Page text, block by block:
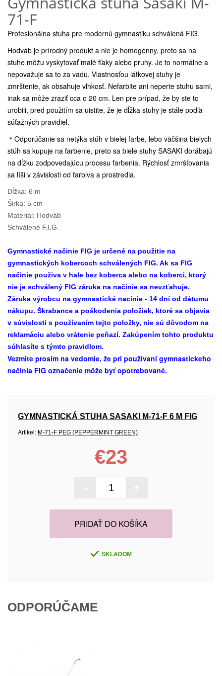
71-F
Profesionálna stuha pre modernú gymnastiku schválená FIG.
Hodváb je prírodný produkt a nie je homogénny, preto sa na
stuhe môžu vyskytovať malé fľaky alebo pruhy. Je to normálne a
nepovažuje sa to za vadu. Vlastnosťou látkovej stuhy je
zmrštenie, ak obsahuje vlhkosť. Nefarbite ani neperte stuhu sami,
inak sa môže zraziť cca o 20 cm. Len pre prípad, že by ste to
urobili, pred použitím sa uistite, že je dĺžka stuhy je stále podľa
súťažných pravidiel.
＊Odporúčanie sa netýka stúh v bielej farbe, lebo väčšina bielych
stúh sa kupuje na farbenie, preto sa biele stuhy SASAKI dorábajú
na dĺžku zodpovedajúcu procesu farbenia. Rýchlosť zmršťovania
sa líši v závislosti od farbiva a prostredia.
Dĺžka: 6 m
Širka: 5 cm
Materiál: Hodváb
Schválené F.I.G.
Gymnastické načinie FIG je určené na použitie na
gymnastických kobercoch schválených FIG. Ak sa FIG
načinie použiva v hale bez koberca alebo na koberci, ktorý
nie je schválený FIG záruka na načinie sa nevzťahuje.
Záruka výrobcu na gymnastické nacinie - 14 dní od dátumu
nákupu. Škrabance a poškodenia položiek, ktoré sa objavia
v súvislosti s používaním tejto položky, nie sú dôvodom na
reklamáciu alebo vrátenie peňazí. Zakúpením tohto produktu
súhlasíte s týmto pravidlom.
Vezmite prosím na vedomie, že pri používaní gymnastickeho
načinia FIG označenie môže byť opotrebované.
GYMNASTICKÁ STUHA SASAKI M-71-F 6 M FIG
Artikel: M-71-F PEG (PEPPERMINT GREEN)
€23
PRIDAŤ DO KOŠÍKA
SKLADOM
ODPORÚČAME